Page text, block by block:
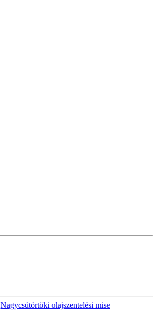
Nagycsütörtöki olajszentelési mise